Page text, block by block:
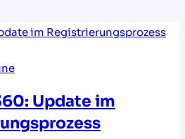
Update im